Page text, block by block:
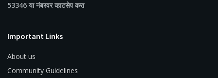
53346 या नंबरवर व्हाटसेप करा
Important Links
About us
Community Guidelines